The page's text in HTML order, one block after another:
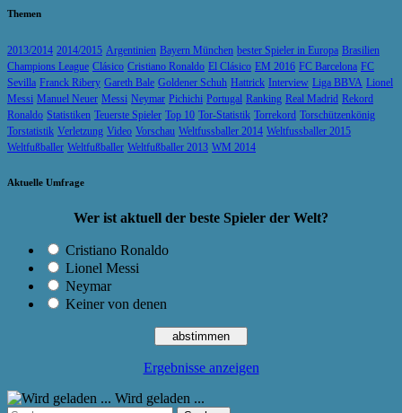
Themen
2013/2014 2014/2015 Argentinien Bayern München bester Spieler in Europa Brasilien
Champions League Clásico Cristiano Ronaldo El Clásico EM 2016 FC Barcelona FC
Sevilla Franck Ribery Gareth Bale Goldener Schuh Hattrick Interview Liga BBVA Lionel
Messi Manuel Neuer Messi Neymar Pichichi Portugal Ranking Real Madrid Rekord
Ronaldo Statistiken Teuerste Spieler Top 10 Tor-Statistik Torrekord Torschützenkönig
Torstatistik Verletzung Video Vorschau Weltfussballer 2014 Weltfussballer 2015
Weltfußballer Weltfußballer Weltfußballer 2013 WM 2014
Aktuelle Umfrage
Wer ist aktuell der beste Spieler der Welt?
Cristiano Ronaldo
Lionel Messi
Neymar
Keiner von denen
Ergebnisse anzeigen
Wird geladen ...